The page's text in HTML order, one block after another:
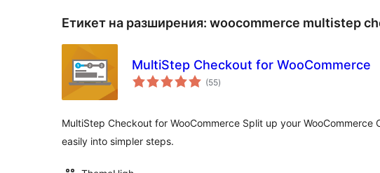
Етикет на разширения: woocommerce multistep
MultiStep Checkout for WooCommerce
(55общо
оценки
)
MultiStep Checkout for WooCommerce Split up your WooCommerce
easily into simpler steps.